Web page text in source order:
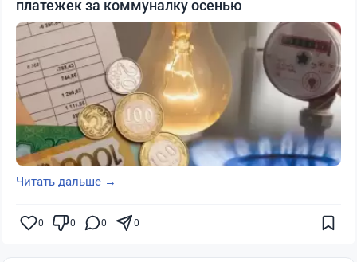
платежек за коммуналку осенью
Читать дальше →
0 0 0 0